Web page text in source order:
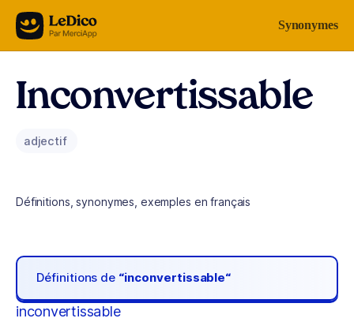
Aller au contenu Synonymes
Inconvertissable
adjectif
Définitions, synonymes, exemples en français
Définitions de “inconvertissable“
inconvertissable